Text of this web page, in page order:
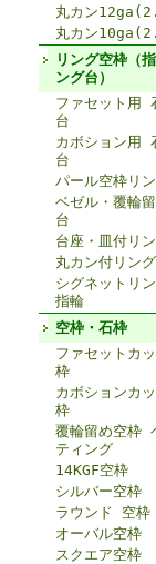
丸カン
丸カン
リング空枠（
ング台）
ファセット用
台
カボション用
台
パール空枠リ
ベゼル・覆輪
台
台座・皿付リ
丸カン付リン
シグネットリ
指輪
空枠・石枠
ファセットカ
枠
カボションカ
枠
覆輪留め空枠
ティング
14KGF空枠
シルバー空枠
ラウンド 空枠
オーバル空枠
スクエア空枠